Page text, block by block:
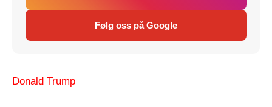
Følg oss på Google
Donald Trump